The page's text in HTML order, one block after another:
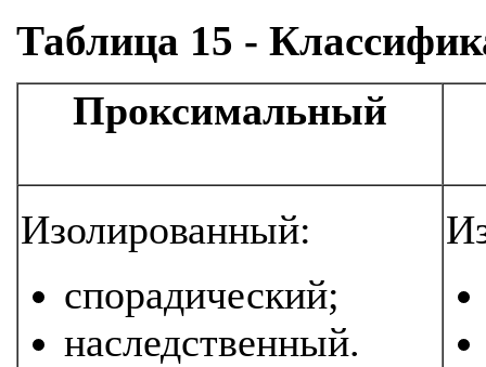
Таблица 15 -
Проксимальный
Изолированный:
спорадический;
наследственный.